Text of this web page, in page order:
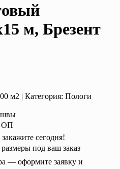
м, Брезент
м2 | Категория: Пологи
швы
ОП
сегодня!
под ваш заказ
— оформите заявку и